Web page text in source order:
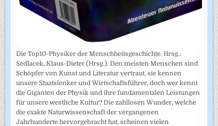
Die Top10-Physiker der Menschheitsgeschichte. Hrsg.:
Sedlacek, Klaus-Dieter (Hrsg.). Den meisten Menschen sind
Schöpfer von Kunst und Literatur vertraut, sie kennen
unsere Staatslenker und Wirtschaftsführer, doch wer kennt
die Giganten der Physik und ihre fundamentalen Leistungen
für unsere westliche Kultur? Die zahllosen Wunder, welche
die exakte Naturwissenschaft der vergangenen
Jahrhunderte hervorgebracht hat, scheinen vielen